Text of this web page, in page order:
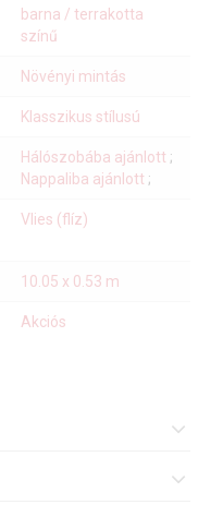
barna / terrakotta
színű
Növényi mintás
Klasszikus stílusú
Hálószobába ajánlott ;
Nappaliba ajánlott ;
Vlies (flíz)
10.05 x 0.53 m
Akciós